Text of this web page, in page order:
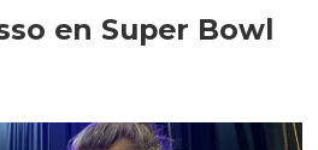
en Super Bowl